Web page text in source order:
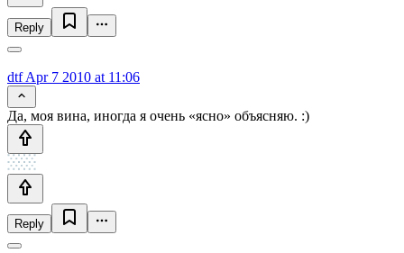
Reply
dtfApr 7 2010 at 11:06
Да, моя вина, иногда я очень «ясно» объясняю. :)
Reply